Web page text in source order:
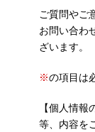
ご質問やご
お問い合わ
ざいます。
※の項目は
【個人情
等、内容を